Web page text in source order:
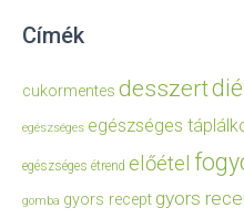
Címék
cukormentes desszert
egészséges egészséges
egészséges étrend előétel
gomba gyors recept gyors